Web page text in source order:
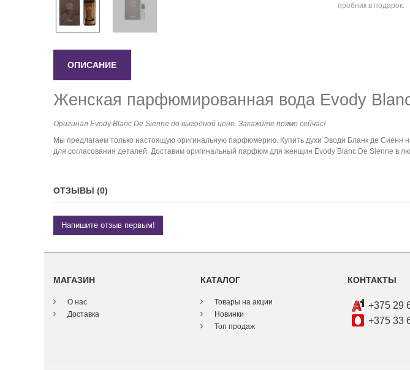
пробник в подарок.
ОПИСАНИЕ
Женская парфюмированная вода Evody
Оригинал Evody Blanc De Sienne по выгодной цене. Закажите прямо сейчас!
Мы предлагаем только настоящую оригинальную парфюмерию. Купить духи Эводи Бланк де
для согласования деталей. Доставим оригинальный парфюм для женщин Evody Blanc De Sienne в
ОТЗЫВЫ (0)
Напишите отзыв первым!
МАГАЗИН
О нас
Доставка
КАТАЛОГ
Товары на акции
Новинки
Топ продаж
КОНТАКТЫ
+375 29
+375 33